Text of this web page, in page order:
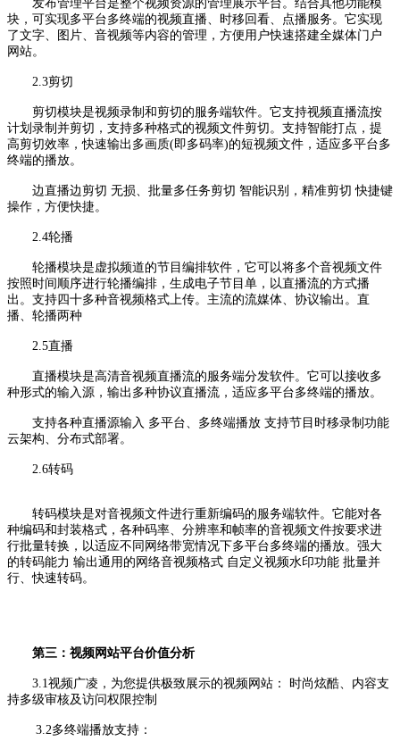
发布管理平台是整个视频资源的管理展示平台。结合其他功能模
块，可实现多平台多终端的视频直播、时移回看、点播服务。它实现
了文字、图片、音视频等内容的管理，方便用户快速搭建全媒体门户
网站。
2.3剪切
剪切模块是视频录制和剪切的服务端软件。它支持视频直播流按
计划录制并剪切，支持多种格式的视频文件剪切。支持智能打点，提
高剪切效率，快速输出多画质(即多码率)的短视频文件，适应多平台多
终端的播放。
边直播边剪切 无损、批量多任务剪切 智能识别，精准剪切 快捷键
操作，方便快捷。
2.4轮播
轮播模块是虚拟频道的节目编排软件，它可以将多个音视频文件
按照时间顺序进行轮播编排，生成电子节目单，以直播流的方式播
出。支持四十多种音视频格式上传。主流的流媒体、协议输出。直
播、轮播两种
2.5直播
直播模块是高清音视频直播流的服务端分发软件。它可以接收多
种形式的输入源，输出多种协议直播流，适应多平台多终端的播放。
支持各种直播源输入 多平台、多终端播放 支持节目时移录制功能
云架构、分布式部署。
2.6转码
转码模块是对音视频文件进行重新编码的服务端软件。它能对各
种编码和封装格式，各种码率、分辨率和帧率的音视频文件按要求进
行批量转换，以适应不同网络带宽情况下多平台多终端的播放。强大
的转码能力 输出通用的网络音视频格式 自定义视频水印功能 批量并
行、快速转码。
第三：视频网站平台价值分析
3.1视频广凌，为您提供极致展示的视频网站： 时尚炫酷、内容支
持多级审核及访问权限控制
3.2多终端播放支持：